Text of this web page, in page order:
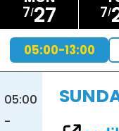
7 27 7
05:00-13:00
05:00
-